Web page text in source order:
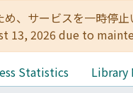
め、サービスを一時
13, 2026 due to
Statistics
Library